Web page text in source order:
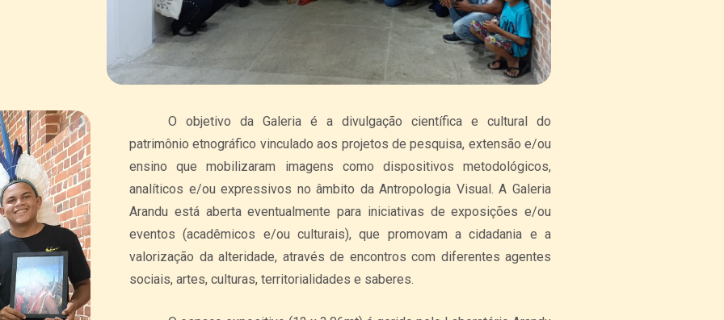
O objetivo da Galeria é a divulgação científica e cultural do
patrimônio etnográfico vinculado aos projetos de pesquisa, extensão e/ou
ensino que mobilizaram imagens como dispositivos metodológicos,
analíticos e/ou expressivos no âmbito da Antropologia Visual. A Galeria
Arandu está aberta eventualmente para iniciativas de exposições e/ou
eventos (acadêmicos e/ou culturais), que promovam a cidadania e a
valorização da alteridade, através de encontros com diferentes agentes
sociais, artes, culturas, territorialidades e saberes.